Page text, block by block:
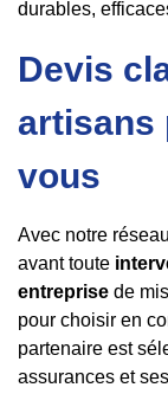
durables,
Devis
artisans
vous
Avec notre
avant toute
entreprise de
pour choisir en
partenaire est
assurances et